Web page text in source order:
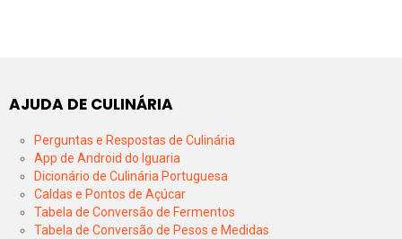
AJUDA DE CULINÁRIA
Perguntas e Respostas de Culinária
App de Android do Iguaria
Dicionário de Culinária Portuguesa
Caldas e Pontos de Açúcar
Tabela de Conversão de Fermentos
Tabela de Conversão de Pesos e Medidas